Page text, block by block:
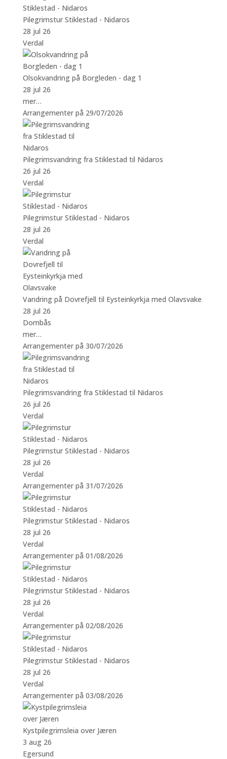
Pilegrimstur Stiklestad - Nidaros
28 jul 26
Verdal
Olsokvandring på Borgleden - dag 1
28 jul 26
mer…
Arrangementer på 29/07/2026
Pilegrimsvandring fra Stiklestad til Nidaros
26 jul 26
Verdal
Pilegrimstur Stiklestad - Nidaros
28 jul 26
Verdal
Vandring på Dovrefjell til Eysteinkyrkja med Olavsvake
28 jul 26
Dombås
mer…
Arrangementer på 30/07/2026
Pilegrimsvandring fra Stiklestad til Nidaros
26 jul 26
Verdal
Pilegrimstur Stiklestad - Nidaros
28 jul 26
Verdal
Arrangementer på 31/07/2026
Pilegrimstur Stiklestad - Nidaros
28 jul 26
Verdal
Arrangementer på 01/08/2026
Pilegrimstur Stiklestad - Nidaros
28 jul 26
Verdal
Arrangementer på 02/08/2026
Pilegrimstur Stiklestad - Nidaros
28 jul 26
Verdal
Arrangementer på 03/08/2026
Kystpilegrimsleia over Jæren
3 aug 26
Egersund